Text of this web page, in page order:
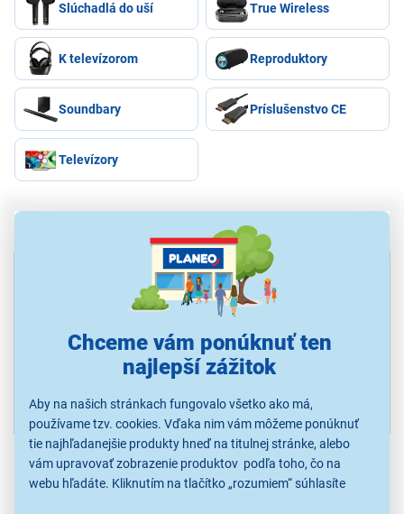
Chceme vám ponúknuť ten
najlepší zážitok
Aby na našich stránkach fungovalo všetko ako má,
používame tzv. cookies. Vďaka nim vám môžeme ponúknuť
tie najhľadanejšie produkty hneď na titulnej stránke, alebo
vám upravovať zobrazenie produktov podľa toho, čo na
webu hľadáte. Kliknutím na tlačítko „rozumiem“ súhlasíte
Slúchadlá do uší True Wireless
K televízorom Reproduktory
Soundbary Príslušenstvo CE
Televízory
Najpredávanejšie produkty značky
Sennheiser
ACCENTUM Wireless
Taupe
LETNÝ VÝPREDAJ
107,60 €
ACCENTUM True
Wireless black
LETNÝ VÝPREDAJ
107,60 €
3 Sennheiser CX80U 39,90 €
Zobraziť ďalšie najpredávanejšie produkty značky...